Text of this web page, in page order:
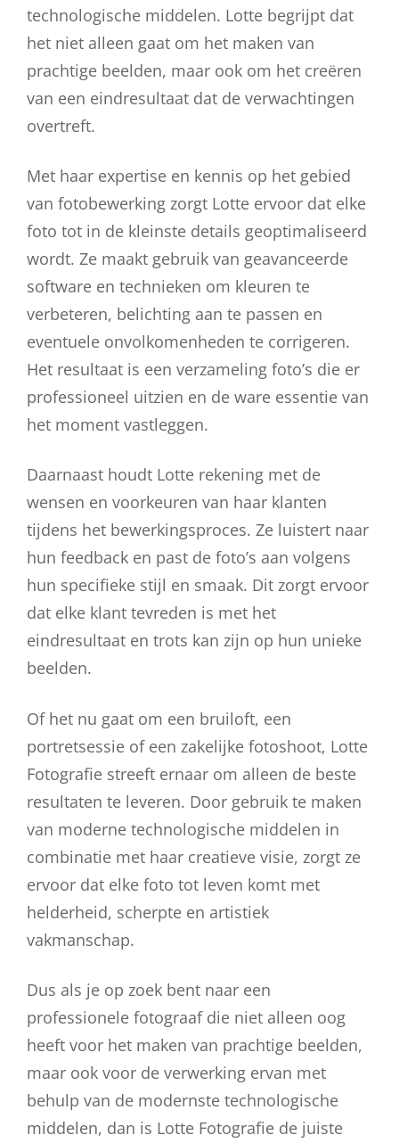
technologische middelen. Lotte begrijpt dat
het niet alleen gaat om het maken van
prachtige beelden, maar ook om het creëren
van een eindresultaat dat de verwachtingen
overtreft.
Met haar expertise en kennis op het gebied
van fotobewerking zorgt Lotte ervoor dat elke
foto tot in de kleinste details geoptimaliseerd
wordt. Ze maakt gebruik van geavanceerde
software en technieken om kleuren te
verbeteren, belichting aan te passen en
eventuele onvolkomenheden te corrigeren.
Het resultaat is een verzameling foto’s die er
professioneel uitzien en de ware essentie van
het moment vastleggen.
Daarnaast houdt Lotte rekening met de
wensen en voorkeuren van haar klanten
tijdens het bewerkingsproces. Ze luistert naar
hun feedback en past de foto’s aan volgens
hun specifieke stijl en smaak. Dit zorgt ervoor
dat elke klant tevreden is met het
eindresultaat en trots kan zijn op hun unieke
beelden.
Of het nu gaat om een bruiloft, een
portretsessie of een zakelijke fotoshoot, Lotte
Fotografie streeft ernaar om alleen de beste
resultaten te leveren. Door gebruik te maken
van moderne technologische middelen in
combinatie met haar creatieve visie, zorgt ze
ervoor dat elke foto tot leven komt met
helderheid, scherpte en artistiek
vakmanschap.
Dus als je op zoek bent naar een
professionele fotograaf die niet alleen oog
heeft voor het maken van prachtige beelden,
maar ook voor de verwerking ervan met
behulp van de modernste technologische
middelen, dan is Lotte Fotografie de juiste